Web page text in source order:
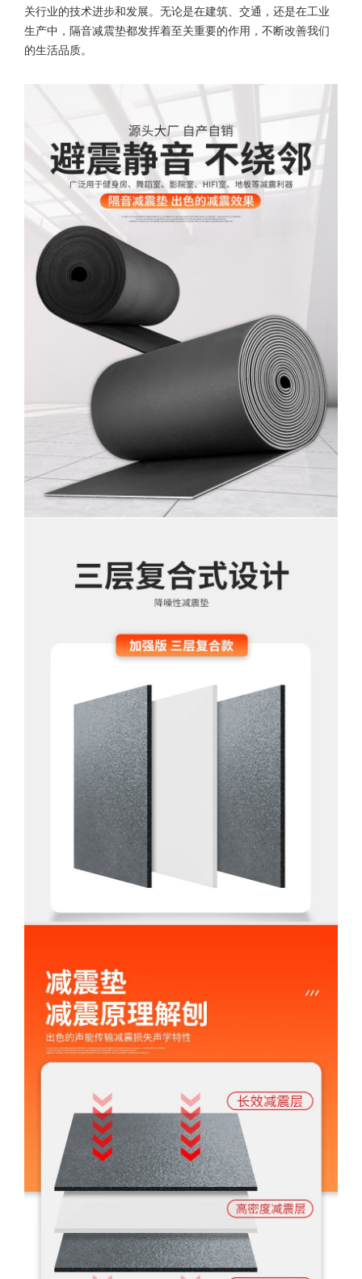
关行业的技术进步和发展。无论是在建筑、交通，还是在工业
生产中，隔音减震垫都发挥着至关重要的作用，不断改善我们
的生活品质。